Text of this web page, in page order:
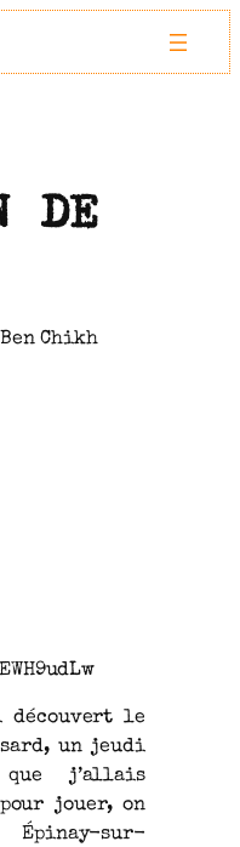
DE
Chikh
découvert le
un jeudi
j’allais
jouer, on
sur-